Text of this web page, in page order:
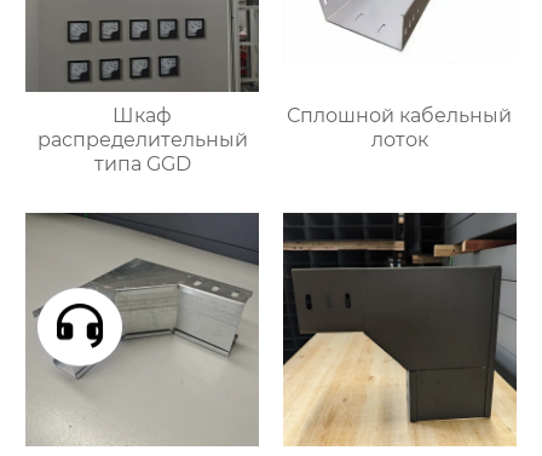
Шкаф
распределительный
типа GGD
Сплошной кабельный
лоток